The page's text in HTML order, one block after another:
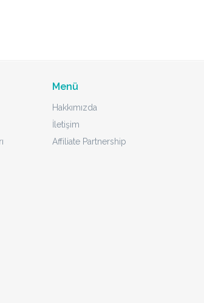
Menü
Hakkımızda
İletişim
Affiliate Partnership